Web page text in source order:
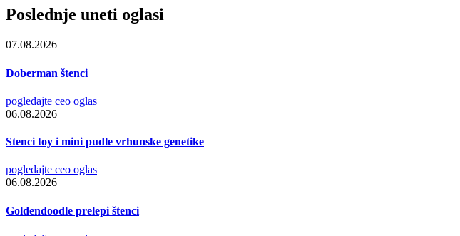
Poslednje uneti oglasi
07.08.2026
Doberman štenci
pogledajte ceo oglas
06.08.2026
Stenci toy i mini pudle vrhunske genetike
pogledajte ceo oglas
06.08.2026
Goldendoodle prelepi štenci